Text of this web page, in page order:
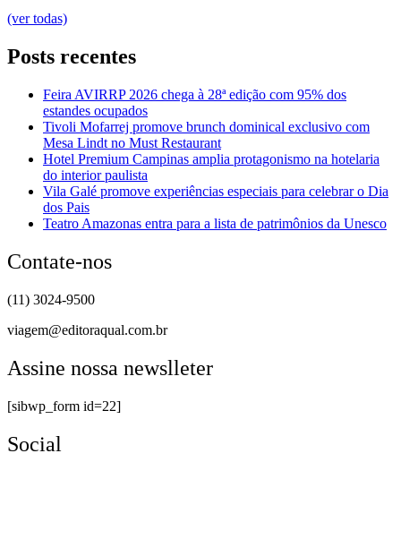
(ver todas)
Posts recentes
Feira AVIRRP 2026 chega à 28ª edição com 95% dos
estandes ocupados
Tivoli Mofarrej promove brunch dominical exclusivo com
Mesa Lindt no Must Restaurant
Hotel Premium Campinas amplia protagonismo na hotelaria
do interior paulista
Vila Galé promove experiências especiais para celebrar o Dia
dos Pais
Teatro Amazonas entra para a lista de patrimônios da Unesco
Contate-nos
(11) 3024-9500
viagem@editoraqual.com.br
Assine nossa newslleter
[sibwp_form id=22]
Social